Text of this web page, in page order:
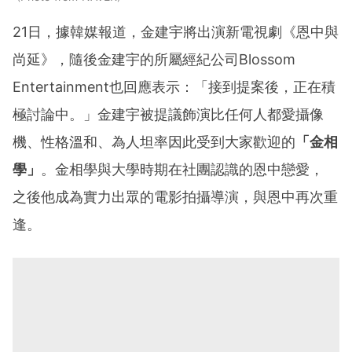
21日，據韓媒報道，金建宇將出演新電視劇《恩中與
尚延》，隨後金建宇的所屬經紀公司Blossom
Entertainment也回應表示：「接到提案後，正在積
極討論中。」 金建宇被提議飾演比任何人都愛攝像
機、性格溫和、為人坦率因此受到大家歡迎的 「金相
學」 。金相學與大學時期在社團認識的恩中戀愛，
之後他成為實力出眾的電影拍攝導演，與恩中再次重
逢。